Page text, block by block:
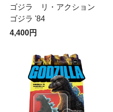
ゴジラ リ・アクション
ゴジラ '84
4,400円